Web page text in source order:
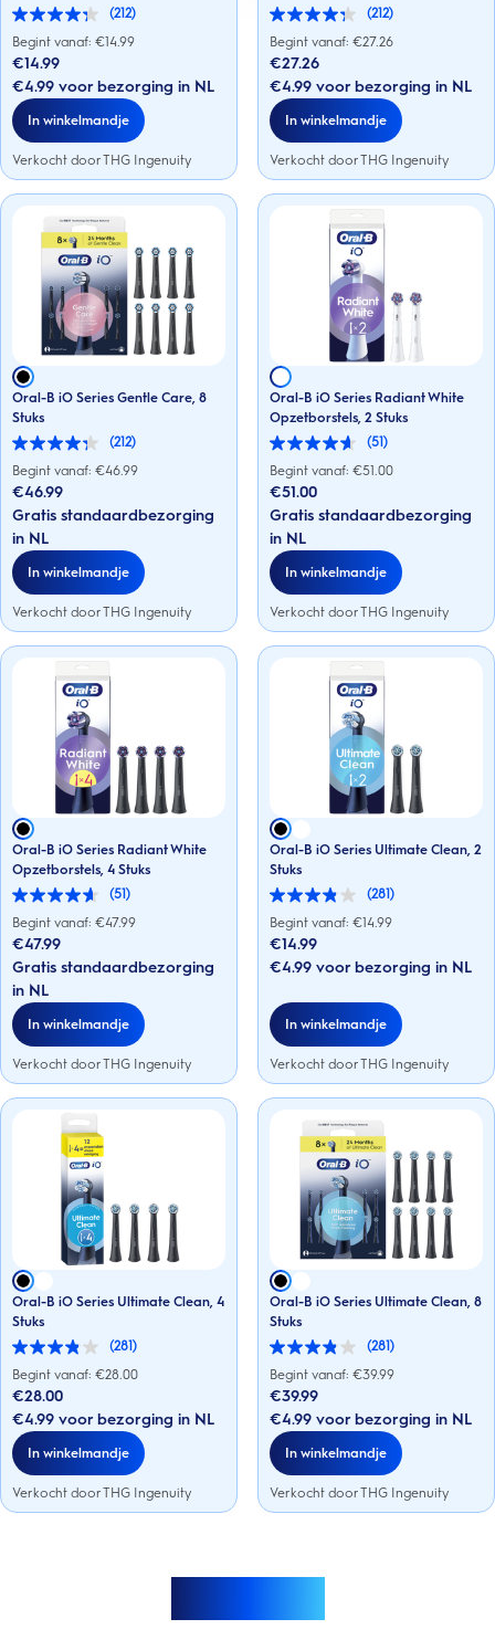
(212)
4.3
van
de
5
sterren.
212
beoordelingen
Begint vanaf: €14.99
€14.99
€4.99 voor bezorging in NL
In winkelmandje
Verkocht door THG Ingenuity
(212)
4.3
van
de
5
sterren.
212
beoordelingen
Begint vanaf: €27.26
€27.26
€4.99 voor bezorging in NL
In winkelmandje
Verkocht door THG Ingenuity
Oral-B iO Series Gentle Care, 8
Stuks
(212)
4.3
van
de
5
sterren.
212
beoordelingen
Begint vanaf: €46.99
€46.99
Gratis standaardbezorging
in NL
In winkelmandje
Verkocht door THG Ingenuity
Oral-B iO Series Radiant White
Opzetborstels, 2 Stuks
(51)
4.6
van
de
5
sterren.
51
beoordelingen
Begint vanaf: €51.00
€51.00
Gratis standaardbezorging
in NL
In winkelmandje
Verkocht door THG Ingenuity
Oral-B iO Series Radiant White
Opzetborstels, 4 Stuks
(51)
4.6
van
de
5
sterren.
51
beoordelingen
Begint vanaf: €47.99
€47.99
Gratis standaardbezorging
in NL
In winkelmandje
Verkocht door THG Ingenuity
Oral-B iO Series Ultimate Clean, 2
Stuks
(281)
3.9
van
de
5
sterren.
beoordelingen
Begint vanaf: €14.99
€14.99
€4.99 voor bezorging in NL
In winkelmandje
Verkocht door THG Ingenuity
Oral-B iO Series Ultimate Clean, 4
Stuks
(281)
3.9
van
de
5
sterren.
281
beoordelingen
Begint vanaf: €28.00
€28.00
€4.99 voor bezorging in NL
In winkelmandje
Verkocht door THG Ingenuity
Oral-B iO Series Ultimate Clean, 8
Stuks
(281)
3.9
van
de
5
sterren.
281
beoordelingen
Begint vanaf: €39.99
€39.99
€4.99 voor bezorging in NL
In winkelmandje
Verkocht door THG Ingenuity